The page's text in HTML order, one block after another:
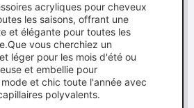
acryliques pour cheveux
les saisons, offrant une
et élégante pour toutes les
vous cherchiez un
léger pour les mois d'été ou
et embellie pour
et chic toute l'année avec
polyvalents.